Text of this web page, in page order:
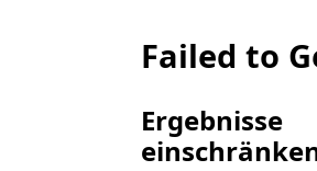
Angebote
Failed to
Ergebnisse